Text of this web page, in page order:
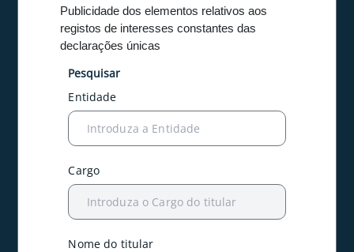
Publicidade dos elementos relativos aos
registos de interesses constantes das
declarações únicas
Pesquisar
Entidade
Introduza a Entidade
Cargo
Introduza o Cargo do titular
Nome do titular